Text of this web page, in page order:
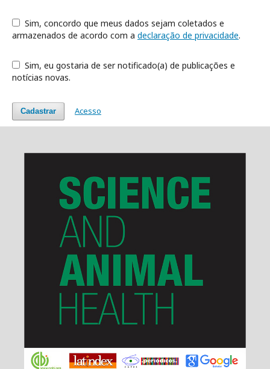
armazenados de acordo com a declaração de privacidade.
notícias novas.
Cadastrar Acesso